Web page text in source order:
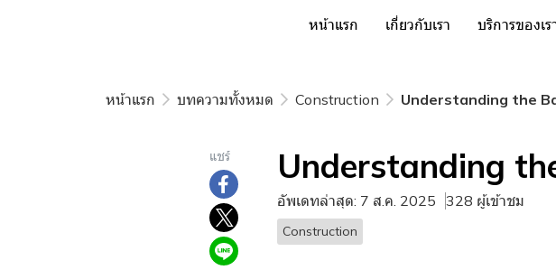
หน้าแรก เกี่ยวกับเรา บริการของเร
หน้าแรก บทความทั้งหมด Construction Understanding the
แชร์ Understanding
อัพเดทล่าสุด: 7 ส.ค. 2025 328 ผู้เข้าชม
Construction